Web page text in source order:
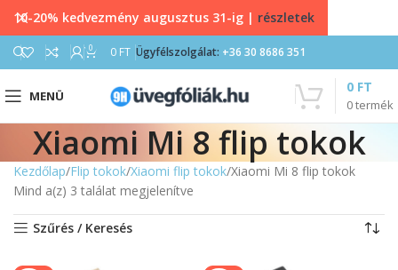
0 0 FT Ügyfélszolgálat: +36 30 8686 351
MENÜ
0termék
0 FT
Xiaomi Mi 8 flip tokok
Kezdőlap Flip tokok Xiaomi flip tokok Xiaomi Mi 8 flip tokok
Mind a(z) 3 találat megjelenítve
Szűrés / Keresés
10-20% kedvezmény augusztus 31-ig | részletek